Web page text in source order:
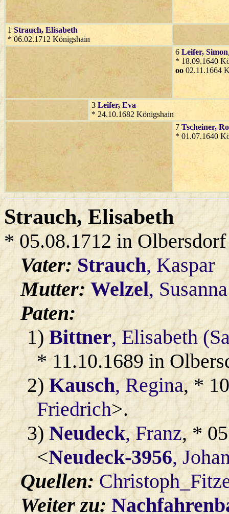
1 Strauch, Elisabeth
* 06.02.1712 Königshain
6 Leifer, Simon
* 18.09.1640
oo 02.11.1664
3 Leifer, Eva
* 24.10.1682 Königshain
7 Tscheiner,
* 01.07.1640
Strauch, Elisabeth
* 05.08.1712 in Olbersdorf
Vater:Strauch, Kaspar
Mutter:Welzel, Susanna
Paten:
1)Bittner, Elisabeth
* 11.10.1689 in
2)Kausch, Regina, *
Friedrich>.
3)Neudeck, Franz, *
<Neudeck-3956,
Quellen:
Weiter zu: